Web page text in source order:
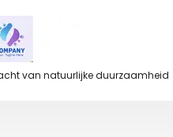
van natuurlijke duurzaamheid